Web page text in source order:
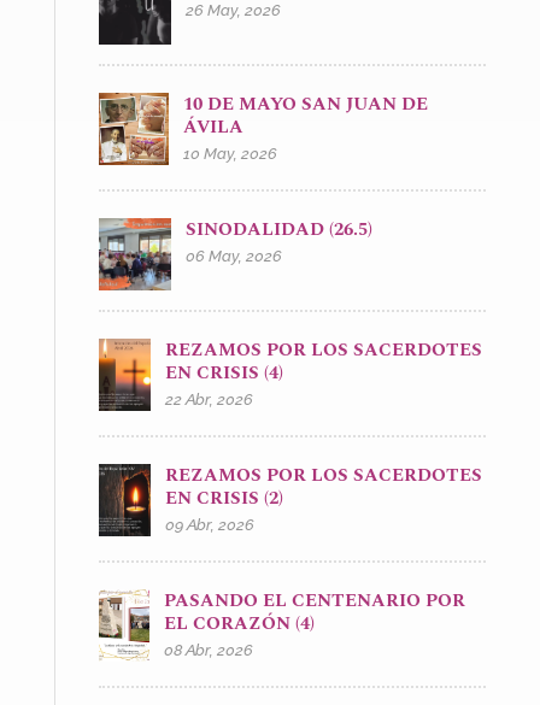
26 May, 2026
10 DE MAYO SAN JUAN DE
ÁVILA
10 May, 2026
SINODALIDAD (26.5)
06 May, 2026
REZAMOS POR LOS SACERDOTES
EN CRISIS (4)
22 Abr, 2026
REZAMOS POR LOS SACERDOTES
EN CRISIS (2)
09 Abr, 2026
PASANDO EL CENTENARIO POR
EL CORAZÓN (4)
08 Abr, 2026